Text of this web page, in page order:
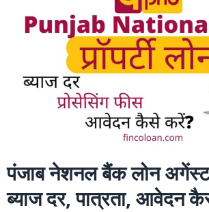
पंजाब नेशनल बैंक लोन अगेंस्ट
ब्याज दर, पात्रता, आवेदन